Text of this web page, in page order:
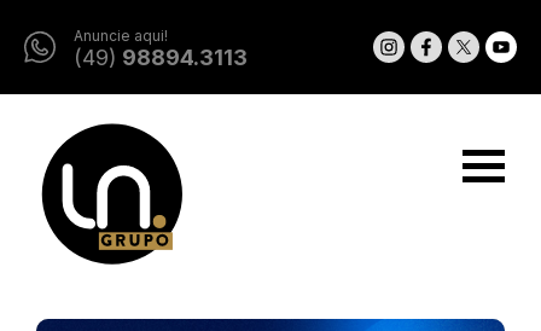
Anuncie aqui!
(49) 98894.3113